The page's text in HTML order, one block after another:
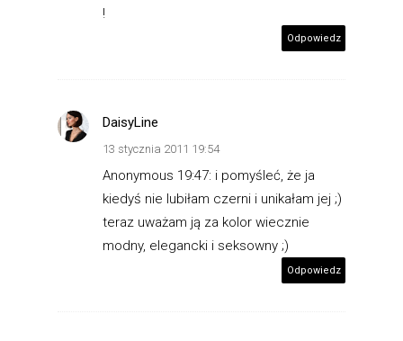
!
Odpowiedz
DaisyLine
13 stycznia 2011 19:54
Anonymous 19:47: i pomyśleć, że ja
kiedyś nie lubiłam czerni i unikałam jej ;)
teraz uważam ją za kolor wiecznie
modny, elegancki i seksowny ;)
Odpowiedz